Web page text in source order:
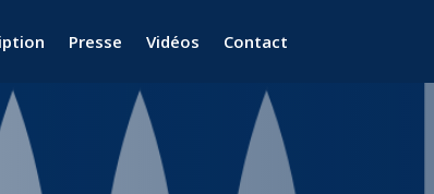
Presse Vidéos Contact